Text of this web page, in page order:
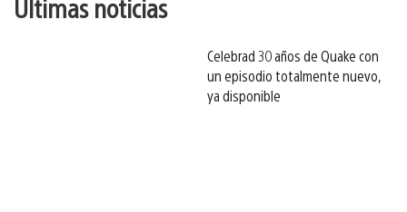
Últimas noticias
Celebrad 30 años de Quake con
un episodio totalmente nuevo,
ya disponible